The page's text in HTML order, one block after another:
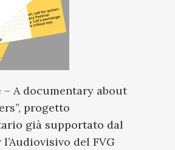
– A documentary about
”, progetto
già supportato dal
del FVG